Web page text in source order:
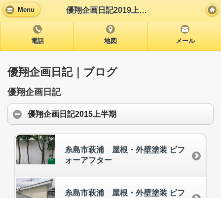
Menu 優翔企画日記2019上半期
電話 地図 メール
優翔企画日記｜ブログ
優翔企画日記
優翔企画日記2015上半期
糸島市萩浦 屋根・外壁塗装 ビフ
ォーアフター
糸島市萩浦 屋根・外壁塗装 ビフ